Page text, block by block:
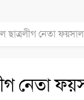
ছাত্রলীগ নেতা
নেতা